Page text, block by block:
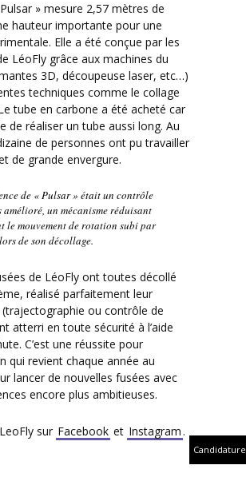
» mesure 2,57 mètres de
hauteur importante pour une
Elle a été conçue par les
LéoFly grâce aux machines du
3D, découpeuse laser, etc…)
techniques comme le collage
tube en carbone a été acheté car
de réaliser un tube aussi long. Au
de personnes ont pu travailler
de grande envergure.
de « Pulsar » était un contrôle
un mécanisme réduisant
le mouvement de rotation subi par
de son décollage.
de LéoFly ont toutes décollé
réalisé parfaitement leur
(trajectographie ou contrôle de
atterri en toute sécurité à l’aide
C’est une réussite pour
qui revient chaque année au
lancer de nouvelles fusées avec
encore plus ambitieuses.
sur Facebook et Instagram .
Candidature